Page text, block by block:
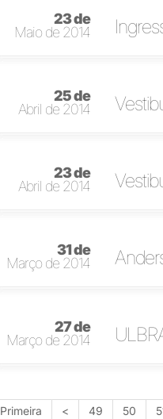
23 de
Maio de 2014
25 de
Abril de 2014
23 de
Abril de 2014
31 de
Março de 2014
27 de
Março de 2014
Primeira < 49 50